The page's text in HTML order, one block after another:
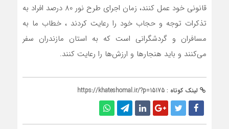
قانونی خود عمل کنند، زمان اجرای طرح نور 80 درصد افراد به
تذکرات توجه و حجاب خود را رعايت کردند ، خطاب ما به
مسافران و گردشگرانی است که به استان مازندران سفر
می‌کنند و بايد هنجارها و ارزش‌ها را رعايت کنند.
لینک کوتاه : https://khateshomal.ir/?p=15175